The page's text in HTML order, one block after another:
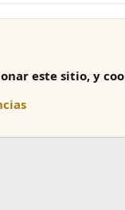
este sitio, y